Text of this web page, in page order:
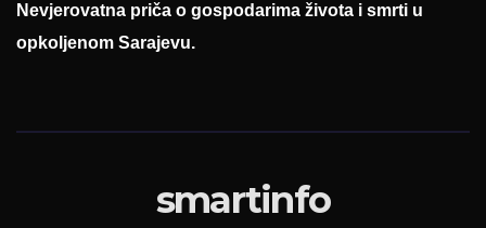
Nevjerovatna priča o gospodarima života i smrti u
opkoljenom Sarajevu.
smartinfo